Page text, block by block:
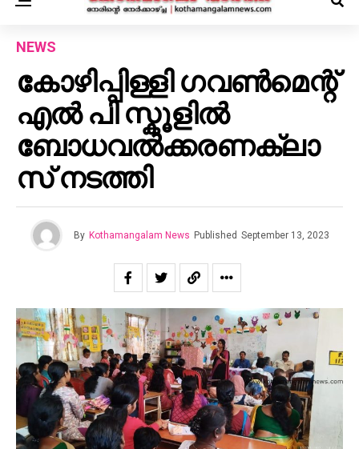
NEWS
കോഴിപ്പിള്ളി ഗവൺമെന്റ്
എൽ പി സ്കൂളിൽ
ബോധവൽക്കരണക്ലാ
സ്‌ നടത്തി
By Kothamangalam News Published September 13, 2023